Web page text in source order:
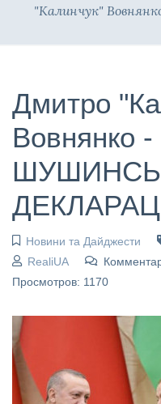
"Калинчук"
Дмитро
Вовнянко -
Новини та Дайджести
RealiUA
Просмотров: 1170